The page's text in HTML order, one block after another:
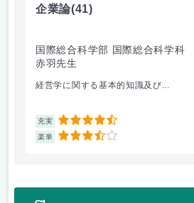
企業論(41)
国際総合科学部 国際総合科学科
赤羽先生
経営学に関する基本的知識及び...
充実 4.5
楽単 3.5